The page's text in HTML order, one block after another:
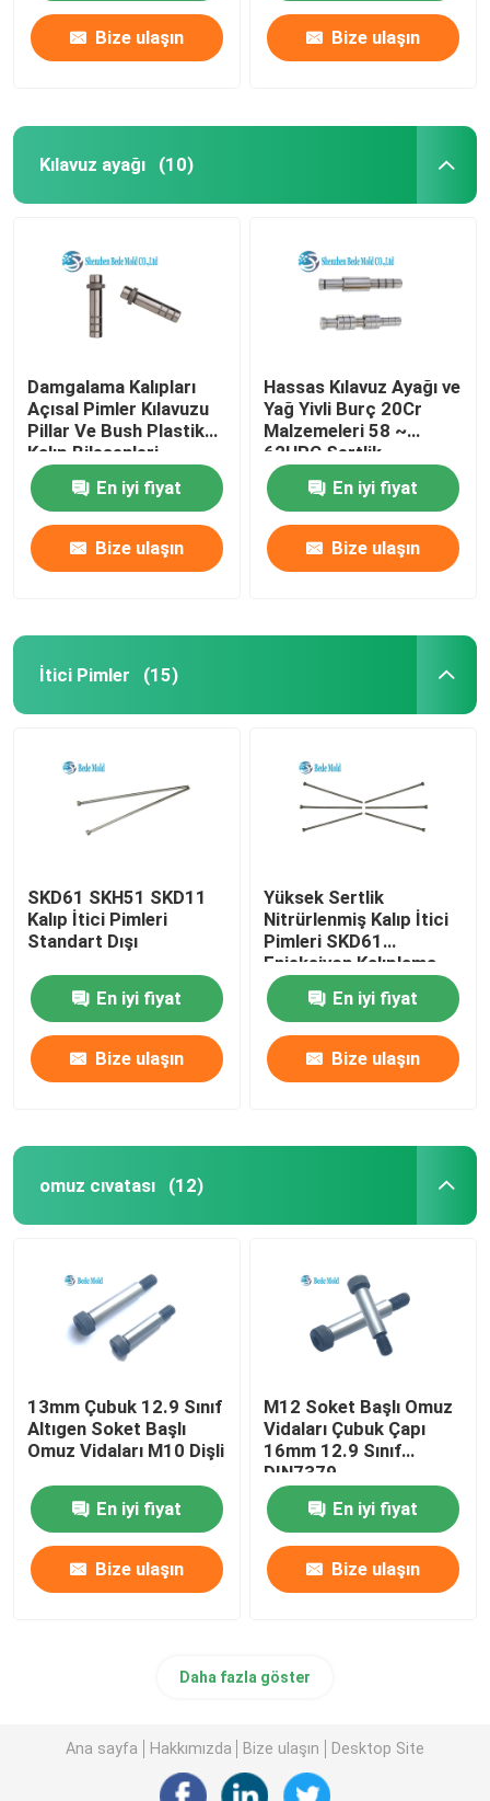
Bize ulaşın Bize ulaşın
Kılavuz ayağı (10)
Damgalama Kalıpları
Açısal Pimler Kılavuzu
Pillar Ve Bush Plastik
Kalıp Bileşenleri
En iyi fiyat
Bize ulaşın
Hassas Kılavuz Ayağı ve
Yağ Yivli Burç 20Cr
Malzemeleri 58 ~
62HRC Sertlik
En iyi fiyat
Bize ulaşın
İtici Pimler (15)
SKD61 SKH51 SKD11
Kalıp İtici Pimleri
Standart Dışı
En iyi fiyat
Bize ulaşın
Yüksek Sertlik
Nitrürlenmiş Kalıp İtici
Pimleri SKD61
Enjeksiyon Kalıplama
Pimleri
En iyi fiyat
Bize ulaşın
omuz cıvatası (12)
13mm Çubuk 12.9 Sınıf
Altıgen Soket Başlı
Omuz Vidaları M10 Dişli
En iyi fiyat
Bize ulaşın
M12 Soket Başlı Omuz
Vidaları Çubuk Çapı
16mm 12.9 Sınıf
DIN7379
En iyi fiyat
Bize ulaşın
Daha fazla göster
Ana sayfa Hakkımızda Bize ulaşın Desktop Site